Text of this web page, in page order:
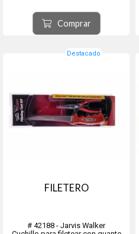
Comprar
Destacado
FILETERO
# 42188 - Jarvis Walker